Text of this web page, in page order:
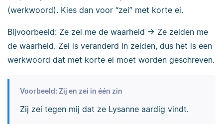
(werkwoord). Kies dan voor “zei” met korte ei.
Bijvoorbeeld: Ze zei me de waarheid -> Ze zeiden me
de waarheid. Zei is veranderd in zeiden, dus het is een
werkwoord dat met korte ei moet worden geschreven.
Voorbeeld: Zij en zei in één zin
Zij zei tegen mij dat ze Lysanne aardig vindt.